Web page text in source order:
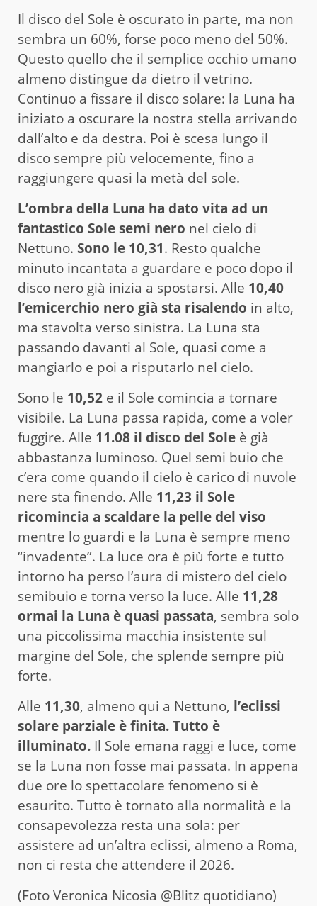
Il disco del Sole è oscurato in parte, ma non
sembra un 60%, forse poco meno del 50%.
Questo quello che il semplice occhio umano
almeno distingue da dietro il vetrino.
Continuo a fissare il disco solare: la Luna ha
iniziato a oscurare la nostra stella arrivando
dall’alto e da destra. Poi è scesa lungo il
disco sempre più velocemente, fino a
raggiungere quasi la metà del sole.
L’ombra della Luna ha dato vita ad un
fantastico Sole semi nero nel cielo di
Nettuno. Sono le 10,31. Resto qualche
minuto incantata a guardare e poco dopo il
disco nero già inizia a spostarsi. Alle 10,40
l’emicerchio nero già sta risalendo in alto,
ma stavolta verso sinistra. La Luna sta
passando davanti al Sole, quasi come a
mangiarlo e poi a risputarlo nel cielo.
Sono le 10,52 e il Sole comincia a tornare
visibile. La Luna passa rapida, come a voler
fuggire. Alle 11.08 il disco del Sole è già
abbastanza luminoso. Quel semi buio che
c’era come quando il cielo è carico di nuvole
nere sta finendo. Alle 11,23 il Sole
ricomincia a scaldare la pelle del viso
mentre lo guardi e la Luna è sempre meno
“invadente”. La luce ora è più forte e tutto
intorno ha perso l’aura di mistero del cielo
semibuio e torna verso la luce. Alle 11,28
ormai la Luna è quasi passata, sembra solo
una piccolissima macchia insistente sul
margine del Sole, che splende sempre più
forte.
Alle 11,30, almeno qui a Nettuno, l’eclissi
solare parziale è finita. Tutto è
illuminato. Il Sole emana raggi e luce, come
se la Luna non fosse mai passata. In appena
due ore lo spettacolare fenomeno si è
esaurito. Tutto è tornato alla normalità e la
consapevolezza resta una sola: per
assistere ad un’altra eclissi, almeno a Roma,
non ci resta che attendere il 2026.
(Foto Veronica Nicosia @Blitz quotidiano)